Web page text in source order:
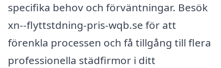
specifika behov och förväntningar. Besök
xn--flyttstdning-pris-wqb.se för att
förenkla processen och få tillgång till flera
professionella städfirmor i ditt